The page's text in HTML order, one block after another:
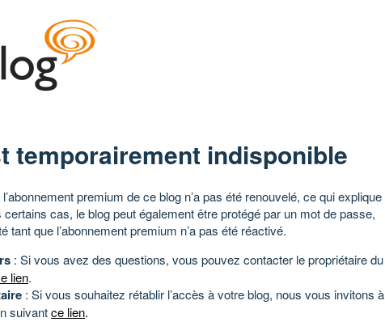
temporairement indisponible
premium de ce blog n’a pas été renouvelé, ce qui explique
cas, le blog peut également être protégé par un mot de passe,
tant que l’abonnement premium n’a pas été réactivé.
: Si vous avez des questions, vous pouvez contacter le propriétaire du
lien.
: Si vous souhaitez rétablir l’accès à votre blog, nous vous invitons à
suivantce lien.